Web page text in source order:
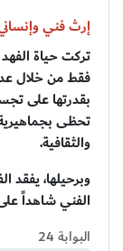
إرث فني
تركت حياة
فقط من خلال
بقدرتها على
تحظى
والثقافية.
وبرحيلها، يفقد
الفني شاهداً
البوابة 24